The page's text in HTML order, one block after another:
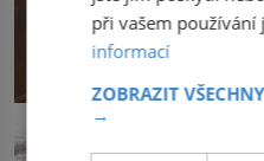
Není
První
všem a
Lidé se
při vašem používání
informací
ZOBRAZIT
→